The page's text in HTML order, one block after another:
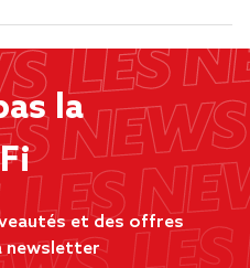
la
et des offres
newsletter